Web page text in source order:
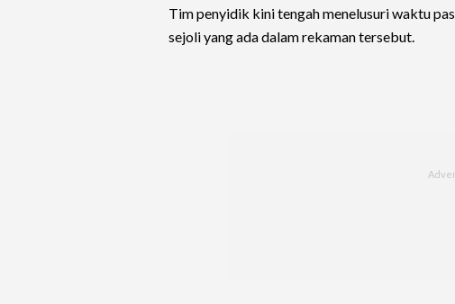
Tim penyidik kini tengah menelusuri waktu
sejoli yang ada dalam rekaman tersebut.